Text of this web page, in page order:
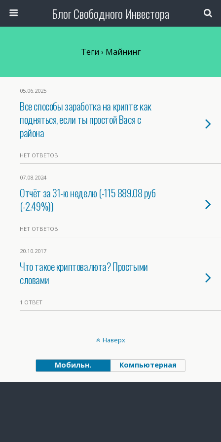
Блог Свободного Инвестора
Теги › Майнинг
05.06.2025
Все способы заработка на крипте: как
подняться, если ты простой Вася с
района
НЕТ ОТВЕТОВ
07.08.2024
Отчёт за 31-ю неделю (-115 889.08 руб
(-2.49%))
НЕТ ОТВЕТОВ
20.10.2017
Что такое криптовалюта? Простыми
словами
1 ОТВЕТ
Наверх
Мобильн. Компьютерная